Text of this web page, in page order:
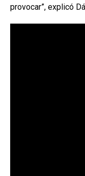
provocar”, explicó